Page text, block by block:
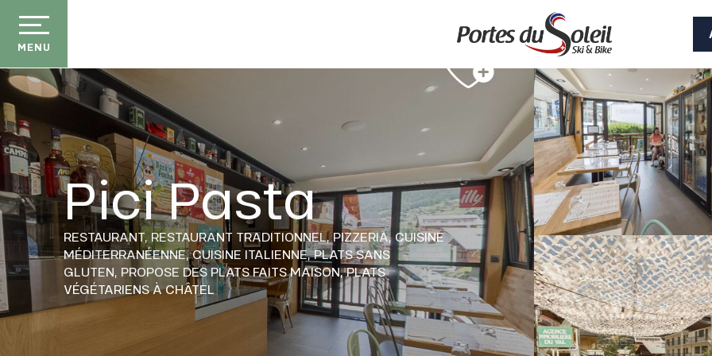
contenu
principal
MENU
Pici Pasta
RESTAURANT, RESTAURANT TRADITIONNEL,PIZZERIA,CUISINE
MÉDITERRANÉENNE,CUISINE ITALIENNE,PLATS SANS
GLUTEN, PROPOSE DES PLATS FAITS MAISON,PLATS
VÉGÉTARIENSÀ CHÂTEL